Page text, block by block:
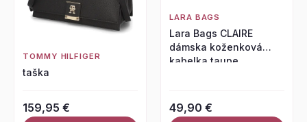
TOMMY HILFIGER
taška
159,95 €
LARA BAGS
Lara Bags CLAIRE
dámska koženková
kabelka taupe
49,90 €